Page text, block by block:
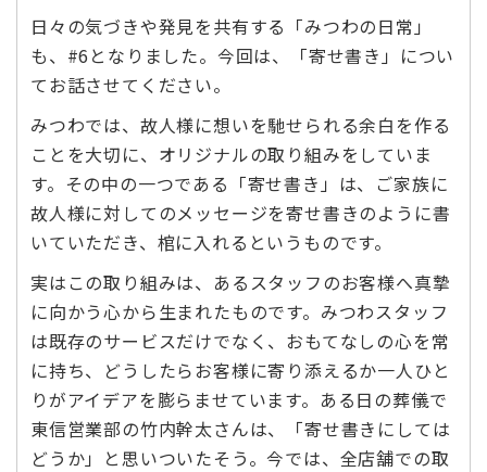
日々の気づきや発見を共有する「みつわの日常」
も、#6となりました。今回は、「寄せ書き」につい
てお話させてください。
みつわでは、故人様に想いを馳せられる余白を作る
ことを大切に、オリジナルの取り組みをしていま
す。その中の一つである「寄せ書き」は、ご家族に
故人様に対してのメッセージを寄せ書きのように書
いていただき、棺に入れるというものです。
実はこの取り組みは、あるスタッフのお客様へ真摯
に向かう心から生まれたものです。みつわスタッフ
は既存のサービスだけでなく、おもてなしの心を常
に持ち、どうしたらお客様に寄り添えるか一人ひと
りがアイデアを膨らませています。ある日の葬儀で
東信営業部の竹内幹太さんは、「寄せ書きにしては
どうか」と思いついたそう。今では、全店舗での取